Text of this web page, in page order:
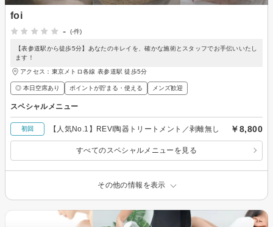
foi
-
(-件)
【表参道駅から徒歩5分】あなたのキレイを、確かな施術とスタッフでお手伝いいたし
ます！
アクセス：東京メトロ各線 表参道駅 徒歩5分
◎ 本日空席あり ポイントが貯まる・使える メンズ歓迎
スペシャルメニュー
初回 【人気No.1】REVI陶器トリートメント／剥離無し ￥8,800
すべてのスペシャルメニューを見る
その他の情報を表示